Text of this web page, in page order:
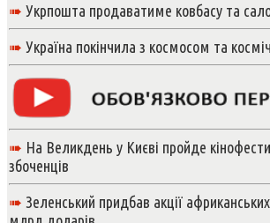
➠ Укрпошта продаватиме ковбасу та
➠ Україна покінчила з космосом та
➠ На Великдень у Києві пройде
збоченців
➠ Зеленський придбав акції